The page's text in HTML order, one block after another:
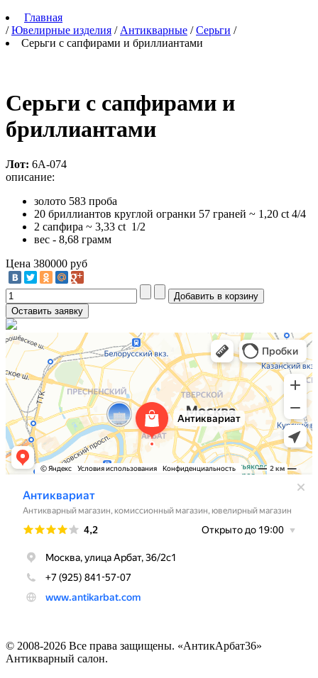
Главная
/ Ювелирные изделия / Антикварные / Серьги /
Серьги с сапфирами и бриллиантами
Серьги с сапфирами и
бриллиантами
Лот: 6А-074
описание:
золото 583 проба
20 бриллиантов круглой огранки 57 граней ~ 1,20 ct 4/4
2 сапфира ~ 3,33 ct 1/2
вес - 8,68 грамм
Цена 380000 руб
© 2008-2026 Все права защищены. «АнтикАрбат36»
Антикварный салон.